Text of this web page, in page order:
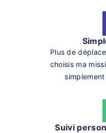
Plus de
choisis ma
Suivi